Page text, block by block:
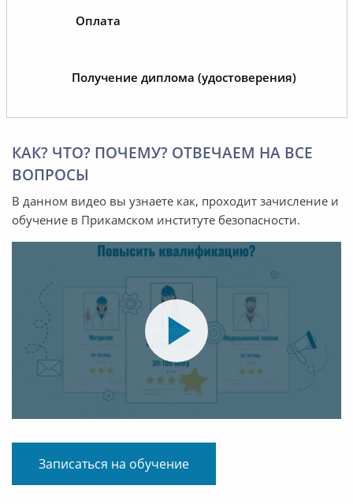
Оплата
Получение диплома (удостоверения)
КАК? ЧТО? ПОЧЕМУ? ОТВЕЧАЕМ НА ВСЕ
ВОПРОСЫ
В данном видео вы узнаете как, проходит зачисление и
обучение в Прикамском институте безопасности.
Записаться на обучение